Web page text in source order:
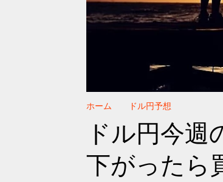
ホーム ドル円予想
ドル円今週
下がったら